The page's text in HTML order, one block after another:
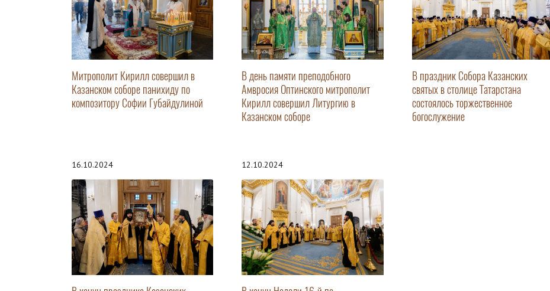
Митрополит Кирилл совершил в
Казанском соборе панихиду по
композитору Софии Губайдулиной
В день памяти преподобного
Амвросия Оптинского митрополит
Кирилл совершил Литургию в
Казанском соборе
В праздник Собора Казанских
святых в столице Татарстана
состоялось торжественное
богослужение
16.10.2024 12.10.2024